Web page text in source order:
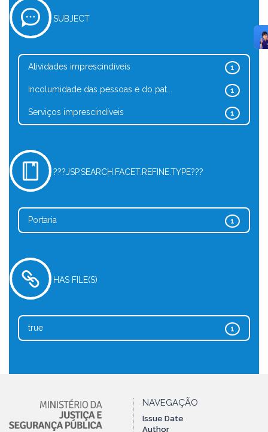
SUBJECT
1
Atividades imprescindíveis
1
Incolumidade das pessoas e do pat...
1
Serviços imprescindíveis
???JSP.SEARCH.FACET.REFINE.TYPE???
1
Portaria
HAS FILE(S)
1
true
NAVEGAÇÃO
Issue Date
Author